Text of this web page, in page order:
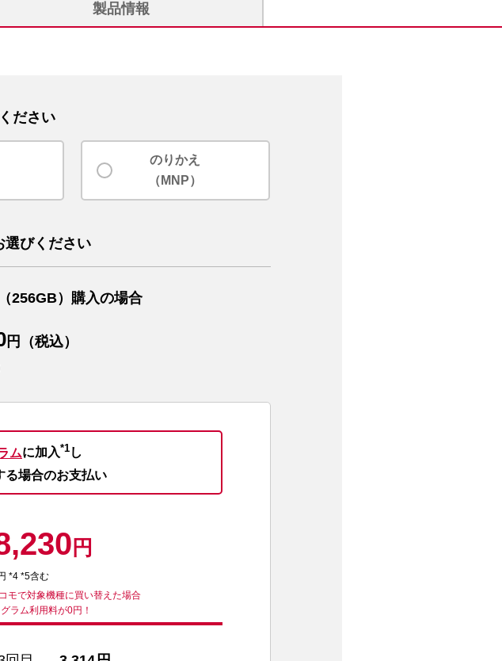
製品情報
ださい
のりかえ
（MNP）
選びください
256GB）購入の場合
円（税込）
ムに加入*1 し
る場合のお支払い
円
*4 *5含む
モで対象機種に買い替えた場合
ラム利用料が0円！